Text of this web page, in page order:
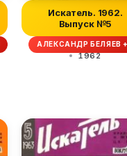
Искатель. 1962.
Выпуск №5
АЛЕКСАНДР БЕЛЯЕВ
1962